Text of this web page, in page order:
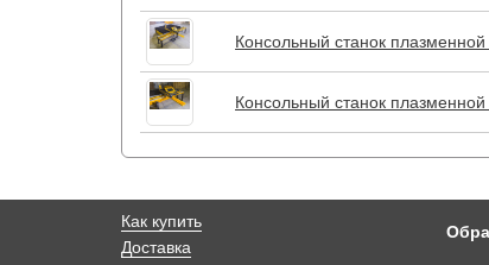
Консольный станок
Консольный станок
Как купить
Доставка